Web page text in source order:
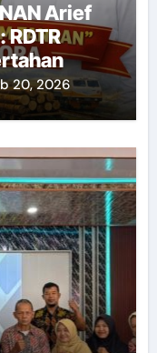
Arief
20, 2026